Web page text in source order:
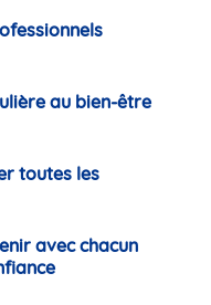
au bien-être
toutes les
avec chacun